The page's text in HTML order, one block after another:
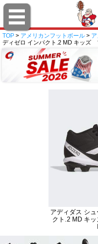
TOP > アメリカンフットボール >
ディゼロ インパクト.2 MD キッ
アディダス シ
クト.2 MD キ